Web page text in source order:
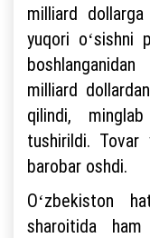
milliard
yuqori oʻsishni
milliard
qilindi,
tushirildi.
barobar oshdi.
Oʻzbekiston
sharoitida